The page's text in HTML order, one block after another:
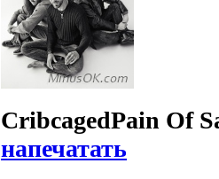
CribcagedPain Of
напечатать